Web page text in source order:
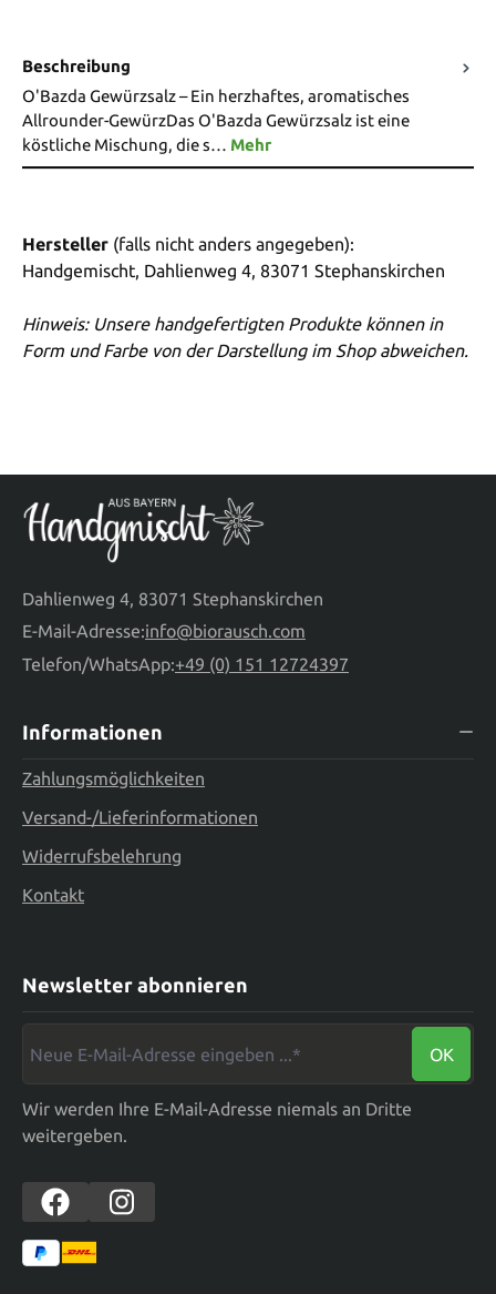
Beschreibung
O'Bazda Gewürzsalz – Ein herzhaftes, aromatisches
Allrounder-GewürzDas O'Bazda Gewürzsalz ist eine
köstliche Mischung, die s… Mehr
Hersteller (falls nicht anders angegeben):
Handgemischt, Dahlienweg 4, 83071 Stephanskirchen
Hinweis: Unsere handgefertigten Produkte können in
Form und Farbe von der Darstellung im Shop abweichen.
Dahlienweg 4, 83071 Stephanskirchen
E-Mail-Adresse:info@biorausch.com
Telefon/WhatsApp:+49 (0) 151 12724397
Informationen
Zahlungsmöglichkeiten
Versand-/Lieferinformationen
Widerrufsbelehrung
Kontakt
Newsletter abonnieren
OK
Wir werden Ihre E-Mail-Adresse niemals an Dritte
weitergeben.